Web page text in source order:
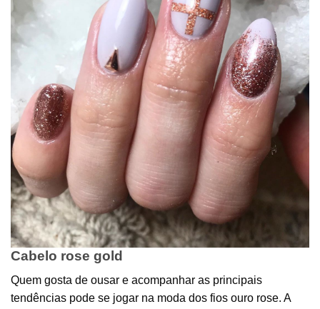
Cabelo rose gold
Quem gosta de ousar e acompanhar as principais
tendências pode se jogar na moda dos fios ouro rose. A